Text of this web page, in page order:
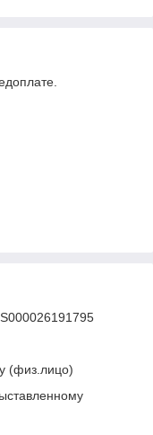
(физ.лицо)